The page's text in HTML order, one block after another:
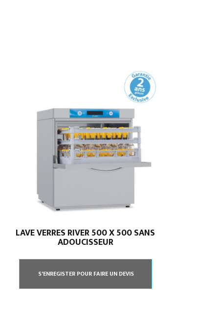
LAVE VERRES RIVER 500 X 500 SANS
ADOUCISSEUR
S'ENREGISTER POUR FAIRE UN DEVIS